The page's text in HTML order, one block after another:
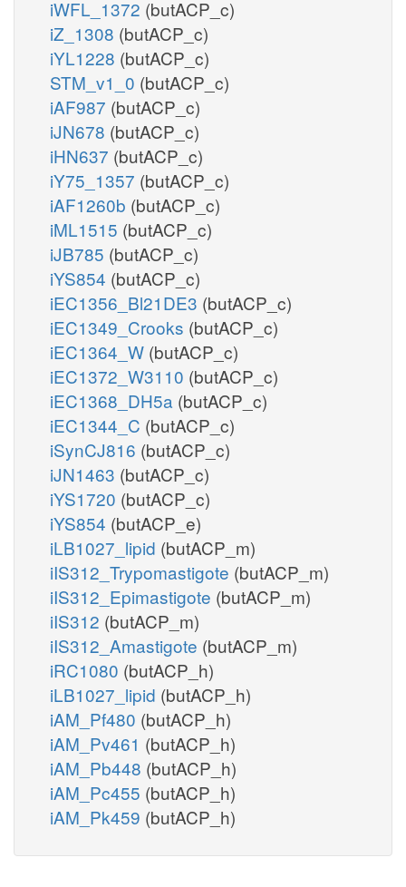
iWFL_1372 (butACP_c)
iZ_1308 (butACP_c)
iYL1228 (butACP_c)
STM_v1_0 (butACP_c)
iAF987 (butACP_c)
iJN678 (butACP_c)
iHN637 (butACP_c)
iY75_1357 (butACP_c)
iAF1260b (butACP_c)
iML1515 (butACP_c)
iJB785 (butACP_c)
iYS854 (butACP_c)
iEC1356_Bl21DE3 (butACP_c)
iEC1349_Crooks (butACP_c)
iEC1364_W (butACP_c)
iEC1372_W3110 (butACP_c)
iEC1368_DH5a (butACP_c)
iEC1344_C (butACP_c)
iSynCJ816 (butACP_c)
iJN1463 (butACP_c)
iYS1720 (butACP_c)
iYS854 (butACP_e)
iLB1027_lipid (butACP_m)
iIS312_Trypomastigote (butACP_m)
iIS312_Epimastigote (butACP_m)
iIS312 (butACP_m)
iIS312_Amastigote (butACP_m)
iRC1080 (butACP_h)
iLB1027_lipid (butACP_h)
iAM_Pf480 (butACP_h)
iAM_Pv461 (butACP_h)
iAM_Pb448 (butACP_h)
iAM_Pc455 (butACP_h)
iAM_Pk459 (butACP_h)